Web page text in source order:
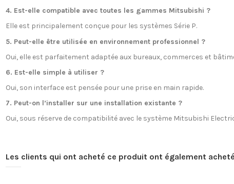
4. Est-elle compatible avec toutes les gammes Mitsubishi ?
Elle est principalement conçue pour les systèmes Série P.
5. Peut-elle être utilisée en environnement professionnel ?
Oui, elle est parfaitement adaptée aux bureaux, commerces et
6. Est-elle simple à utiliser ?
Oui, son interface est pensée pour une prise en main rapide.
7. Peut-on l’installer sur une installation existante ?
Oui, sous réserve de compatibilité avec le système Mitsubishi
Les clients qui ont acheté ce produit ont également